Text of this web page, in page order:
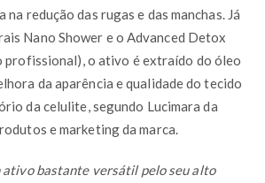
redução das rugas e das manchas. Já
Nano Shower e o Advanced Detox
profissional), o ativo é extraído do óleo
da aparência e qualidade do tecido
da celulite, segundo Lucimara da
e marketing da marca.
ativo bastante versátil pelo seu alto